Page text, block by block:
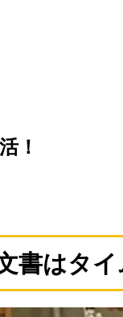
！
書はタ